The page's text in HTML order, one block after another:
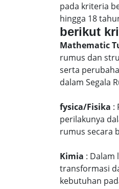
pada kriteria
hingga 18
berikut
Mathematic
rumus dan
serta
dalam Segala
fysica/Fisika :
perilakunya
rumus secara
Kimia : Dalam
transformasi
kebutuhan